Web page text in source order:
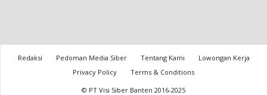
Redaksi Pedoman Media Siber Tentang Kami
Lowongan Kerja
Privacy Policy
Terms & Conditions
© PT Visi Siber Banten 2016-2025